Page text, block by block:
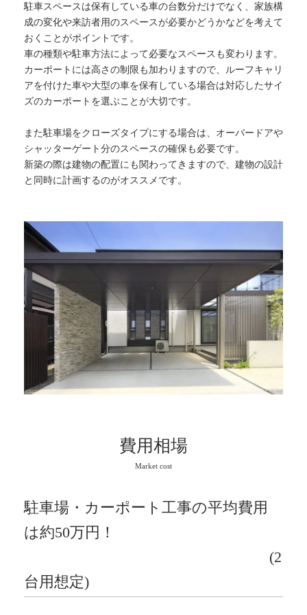
駐車スペースは保有している車の台数分だけでなく、家族構
成の変化や来訪者用のスペースが必要かどうかなどを考えて
おくことがポイントです。
車の種類や駐車方法によって必要なスペースも変わります。
カーポートには高さの制限も加わりますので、ルーフキャリ
アを付けた車や大型の車を保有している場合は対応したサイ
ズのカーポートを選ぶことが大切です。
また駐車場をクローズタイプにする場合は、オーバードアや
シャッターゲート分のスペースの確保も必要です。
新築の際は建物の配置にも関わってきますので、建物の設計
と同時に計画するのがオススメです。
費用相場
Market cost
駐車場・カーポート工事の平均費用
は約50万円！
(2
台用想定)